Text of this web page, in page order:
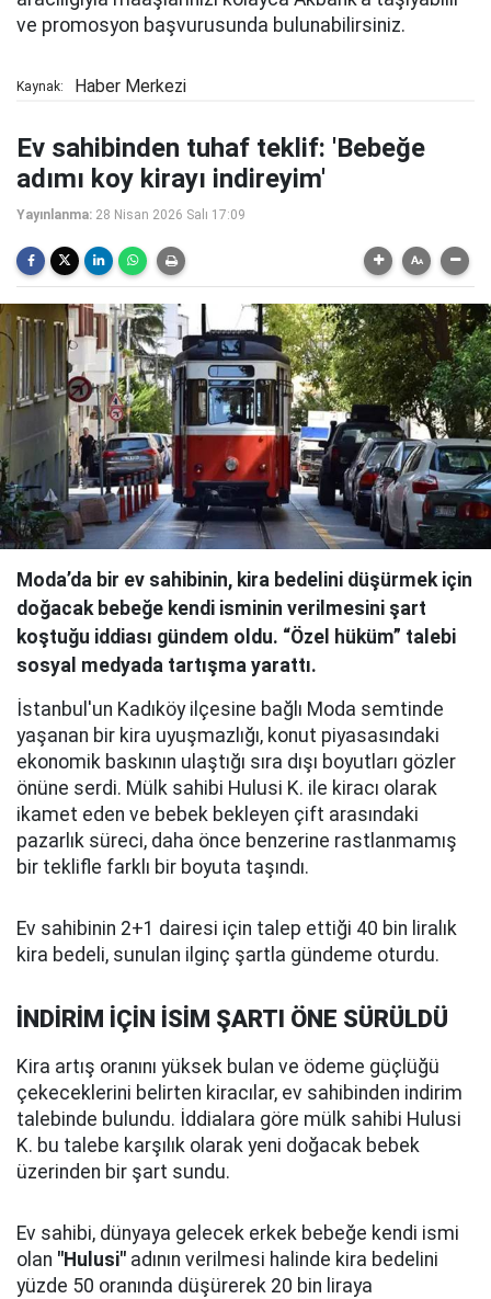
ve promosyon başvurusunda bulunabilirsiniz.
Kaynak: Haber Merkezi
Ev sahibinden tuhaf teklif: 'Bebeğe
adımı koy kirayı indireyim'
Yayınlanma: 28 Nisan 2026 Salı 17:09
Moda’da bir ev sahibinin, kira bedelini düşürmek için
doğacak bebeğe kendi isminin verilmesini şart
koştuğu iddiası gündem oldu. “Özel hüküm” talebi
sosyal medyada tartışma yarattı.
İstanbul'un Kadıköy ilçesine bağlı Moda semtinde
yaşanan bir kira uyuşmazlığı, konut piyasasındaki
ekonomik baskının ulaştığı sıra dışı boyutları gözler
önüne serdi. Mülk sahibi Hulusi K. ile kiracı olarak
ikamet eden ve bebek bekleyen çift arasındaki
pazarlık süreci, daha önce benzerine rastlanmamış
bir teklifle farklı bir boyuta taşındı.
Ev sahibinin 2+1 dairesi için talep ettiği 40 bin liralık
kira bedeli, sunulan ilginç şartla gündeme oturdu.
İNDİRİM İÇİN İSİM ŞARTI ÖNE SÜRÜLDÜ
Kira artış oranını yüksek bulan ve ödeme güçlüğü
çekeceklerini belirten kiracılar, ev sahibinden indirim
talebinde bulundu. İddialara göre mülk sahibi Hulusi
K. bu talebe karşılık olarak yeni doğacak bebek
üzerinden bir şart sundu.
Ev sahibi, dünyaya gelecek erkek bebeğe kendi ismi
olan "Hulusi" adının verilmesi halinde kira bedelini
yüzde 50 oranında düşürerek 20 bin liraya